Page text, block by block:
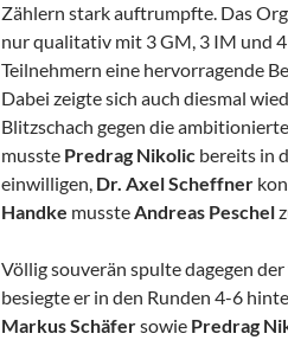
Zählern stark auftrumpfte. Das
nur qualitativ mit 3 GM, 3 IM und
Teilnehmern eine hervorragende
Dabei zeigte sich auch diesmal
Blitzschach gegen die
musste Predrag Nikolic bereits in
einwilligen, Dr. Axel Scheffner
Handke mussteAndreas Peschel
Völlig souverän spulte dagegen
besiegte er in den Runden 4-6
Markus Schäfersowie Predrag